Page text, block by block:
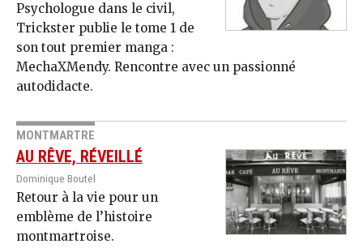
Psychologue dans le civil,
Trickster publie le tome 1 de
son tout premier manga :
MechaXMendy. Rencontre avec un passionné
autodidacte.
MONTMARTRE
AU RÊVE, RÉVEILLÉ
Dominique Boutel
Retour à la vie pour un
emblème de l’histoire
montmartroise.